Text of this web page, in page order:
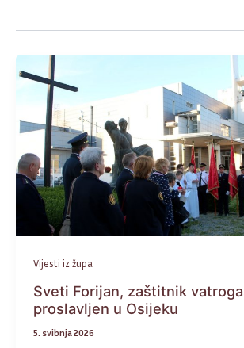
Vijesti iz župa
Sveti Forijan, zaštitnik
proslavljen u Osijeku
5. svibnja 2026